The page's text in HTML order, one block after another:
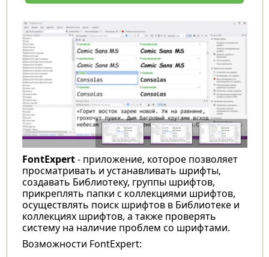
FontExpert- приложение, которое позволяет
просматривать и устанавливать шрифты,
создавать Библиотеку, группы шрифтов,
прикреплять папки с коллекциями шрифтов,
осуществлять поиск шрифтов в Библиотеке и
коллекциях шрифтов, а также проверять
систему на наличие проблем со шрифтами.
Возможности FontExpert: